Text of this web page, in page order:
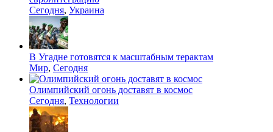
Сегодня, Украина
В Угадне готовятся к масштабным терактам
Мир, Сегодня
Олимпийский огонь доставят в космос
Сегодня, Технологии